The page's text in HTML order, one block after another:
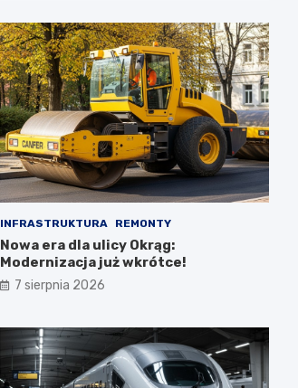
INFRASTRUKTURA REMONTY
Nowa era dla ulicy Okrąg:
Modernizacja już wkrótce!
7 sierpnia 2026